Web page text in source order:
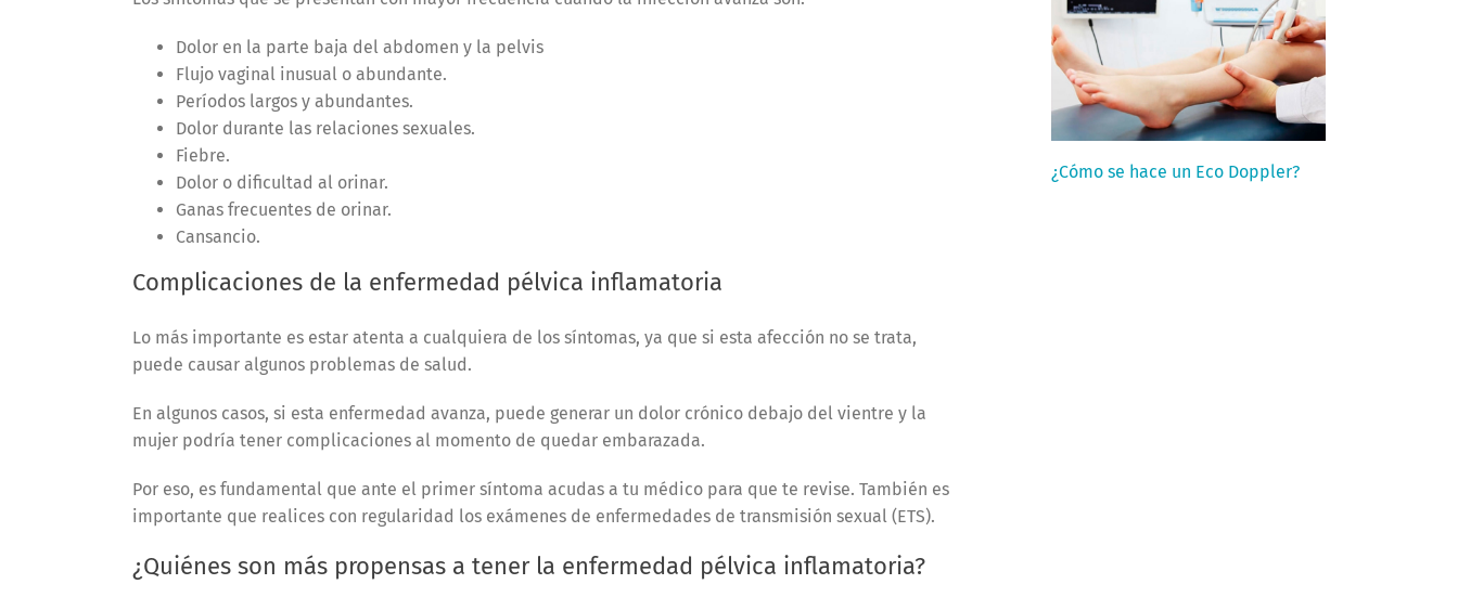
Dolor en la parte baja del abdomen y la pelvis
Flujo vaginal inusual o abundante.
Períodos largos y abundantes.
Dolor durante las relaciones sexuales.
Fiebre.
Dolor o dificultad al orinar.
Ganas frecuentes de orinar.
Cansancio.
Complicaciones de la enfermedad pélvica inflamatoria
Lo más importante es estar atenta a cualquiera de los síntomas, ya que si esta afección no se trata,
puede causar algunos problemas de salud.
En algunos casos, si esta enfermedad avanza, puede generar un dolor crónico debajo del vientre y la
mujer podría tener complicaciones al momento de quedar embarazada.
Por eso, es fundamental que ante el primer síntoma acudas a tu médico para que te revise. También es
importante que realices con regularidad los exámenes de enfermedades de transmisión sexual (ETS).
¿Quiénes son más propensas a tener la enfermedad pélvica inflamatoria?
¿Cómo se hace un Eco Doppler?